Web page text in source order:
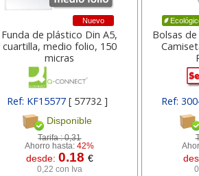
Nuevo
Funda de plástico Din A5,
cuartilla, medio folio, 150
micras
Ref: KF15577[ 57732 ]
Disponible
Tarifa :0,31
Ahorro hasta:42%
desde: 0.18 €
0,22 con Iva
Bolsas
Ref:
€ desde:
1,00 con Iva